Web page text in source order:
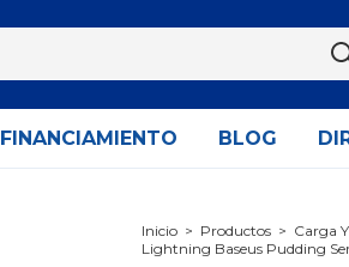
FINANCIAMIENTO BLOG
Inicio > Productos > Carga
Lightning Baseus Pudding